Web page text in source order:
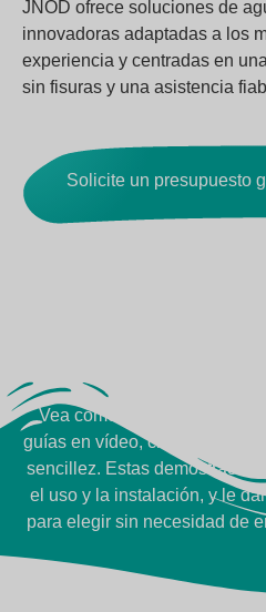
JNOD ofrece soluciones de
innovadoras adaptadas a los
experiencia y centradas en
sin fisuras y una asistencia
Solicite un presupuesto
Vea cómo
Vea cómo funcionan los
guías en vídeo, creadas para
sencillez. Estas
el uso y la instalación, y le
para elegir sin necesidad de